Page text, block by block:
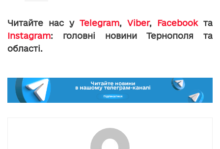
Читайте нас у Telegram, Viber, Facebookта
Instagram: головні новини Тернополя та
області.